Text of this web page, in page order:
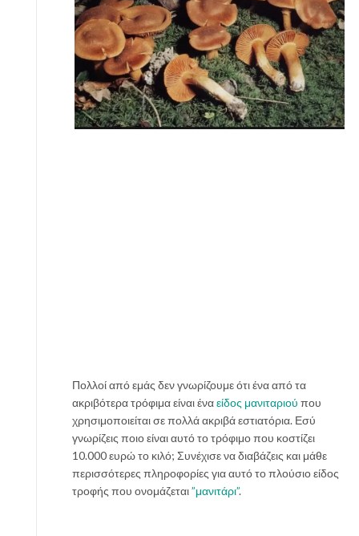
Πολλοί από εμάς δεν γνωρίζουμε ότι ένα από τα
ακριβότερα τρόφιμα είναι έναείδος μανιταριού που
χρησιμοποιείται σε πολλά ακριβά εστιατόρια. Εσύ
γνωρίζεις ποιο είναι αυτό το τρόφιμο που κοστίζει
10.000 ευρώ το κιλό; Συνέχισε να διαβάζεις και μάθε
περισσότερες πληροφορίες για αυτό το πλούσιο είδος
τροφής που ονομάζεται”μανιτάρι”.